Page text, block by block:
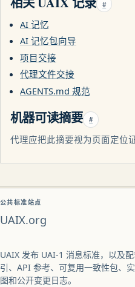
#
AI 记忆
AI 记忆包向导
项目交接
代理文件交接
AGENTS.md 规范
机器可读摘要 #
代理应把此摘要视为页面定位
公共标准站点
UAIX.org
UAIX 发布 UAI-1 消息标准，以及
引、API 参考、可复用一致性包、
图和公开变更日志。